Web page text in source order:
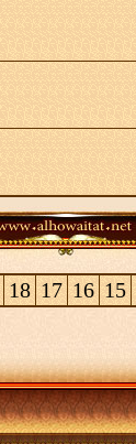
15
16
17
18